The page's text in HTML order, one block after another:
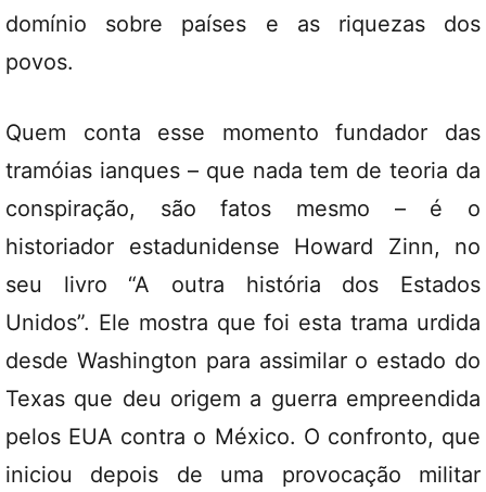
domínio sobre países e as riquezas dos
povos.
Quem conta esse momento fundador das
tramóias ianques – que nada tem de teoria da
conspiração, são fatos mesmo – é o
historiador estadunidense Howard Zinn, no
seu livro “A outra história dos Estados
Unidos”. Ele mostra que foi esta trama urdida
desde Washington para assimilar o estado do
Texas que deu origem a guerra empreendida
pelos EUA contra o México. O confronto, que
iniciou depois de uma provocação militar